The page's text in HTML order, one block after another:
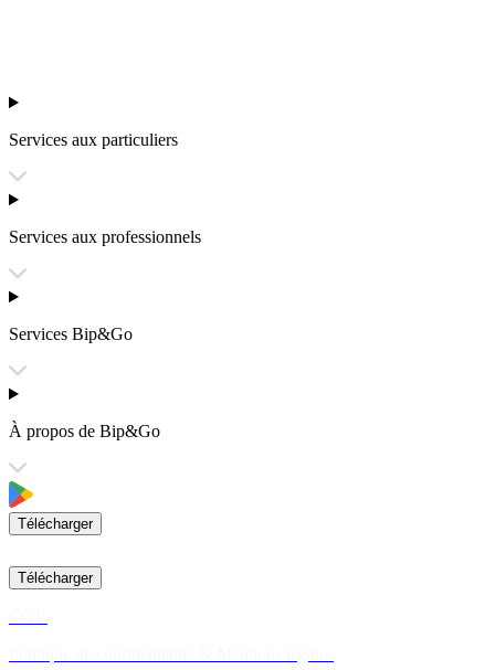
Services aux particuliers
Services aux professionnels
Services Bip&Go
À propos de Bip&Go
Télécharger
Télécharger